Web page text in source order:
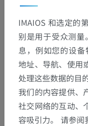
发现错误？
欢迎提出更正、翻
下载APP
IMAIOS 和选定的
别是用于受众测
息，例如您的设
地址、导航、使用
处理这些数据的目
我们的内容提供、
社交网络的互动、
容吸引力。 请参阅